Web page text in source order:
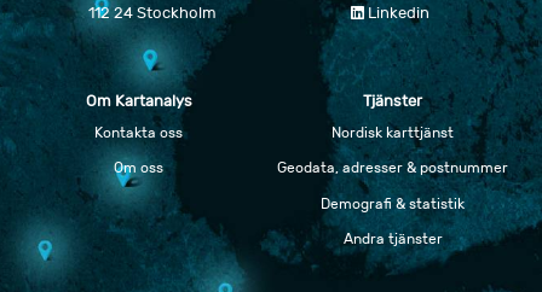
112 24 Stockholm
Linkedin
Om Kartanalys
Kontakta oss
Om oss
Tjänster
Nordisk karttjänst
Geodata, adresser & postnummer
Demografi & statistik
Andra tjänster